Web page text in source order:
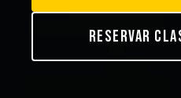
RESERVAR